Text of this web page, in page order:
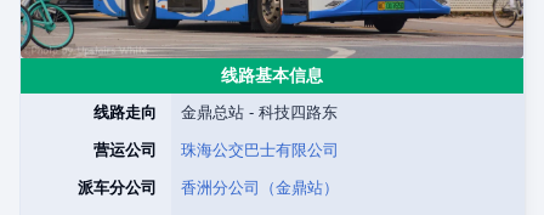
线路基本信息
线路走向 金鼎总站 - 科技四路东
营运公司 珠海公交巴士有限公司
派车分公司 香洲分公司（金鼎站）